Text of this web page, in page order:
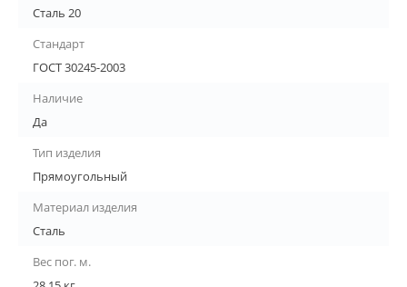
Сталь 20
Стандарт
ГОСТ 30245-2003
Наличие
Да
Тип изделия
Прямоугольный
Материал изделия
Сталь
Вес пог. м.